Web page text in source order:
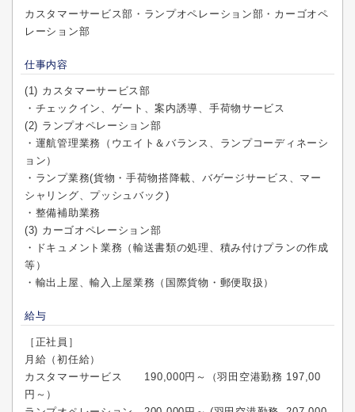
カスタマーサービス部・ランプオペレーション部・カーゴオペ
レーション部
仕事内容
(1) カスタマーサービス部
・チェックイン、ゲート、案内誘導、手荷物サービス
(2) ランプオペレーション部
・運航管理業務（ウエイト＆バランス、ランプコーディネーシ
ョン）
・ランプ業務(貨物・手荷物搭降載、バゲージサービス、マー
シャリング、プッシュバック)
・整備補助業務
(3) カーゴオペレーション部
・ドキュメント業務（輸送書類の処理、積み付けプランの作成
等）
・輸出上屋、輸入上屋業務（国際貨物・郵便取扱）
給与
［正社員］
月給（初任給）
カスタマーサービス 190,000円～（羽田空港勤務 197,00
円～）